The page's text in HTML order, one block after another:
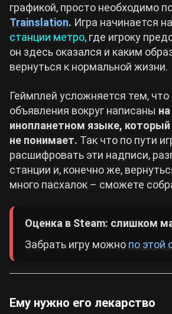
графикой, просто необходимо
Trainslation. Игра начинается на
станции метро, где игроку
он здесь оказался и каким
вернуться к нормальной жизни.
Геймплей усложняется тем, что
объявления вокруг написаны
инопланетном языке, который
не понимает. Так что по пути
расшифровать эти надписи,
станции и, конечно же,
много пасхалок – сможете
Оценка в Steam: слишком
Забрать игру можно по этой
Ему нужно его лекарство